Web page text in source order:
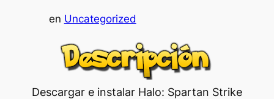
en Uncategorized
Descargar e instalar Halo: Spartan Strike